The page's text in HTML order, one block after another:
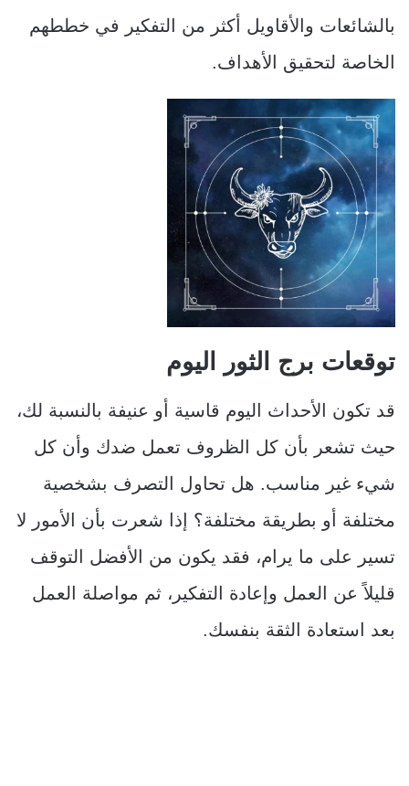
بالشائعات والأقاويل أكثر من التفكير في خططهم
الخاصة لتحقيق الأهداف.
توقعات برج الثور اليوم
قد تكون الأحداث اليوم قاسية أو عنيفة بالنسبة لك،
حيث تشعر بأن كل الظروف تعمل ضدك وأن كل
شيء غير مناسب. هل تحاول التصرف بشخصية
مختلفة أو بطريقة مختلفة؟ إذا شعرت بأن الأمور لا
تسير على ما يرام، فقد يكون من الأفضل التوقف
قليلاً عن العمل وإعادة التفكير، ثم مواصلة العمل
بعد استعادة الثقة بنفسك.